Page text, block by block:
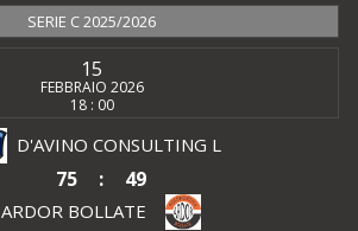
SERIE C 2025/2026
15
FEBBRAIO 2026
18 : 00
D'AVINO CONSULTING L
75 : 49
ARDOR BOLLATE